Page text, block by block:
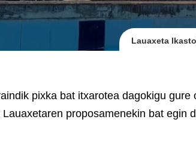
Lauaxeta
pixka bat itxarotea dagokigu
proposamenekin bat egin